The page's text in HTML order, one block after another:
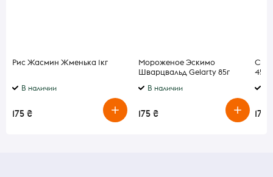
Рис Жасмин Жменька 1кг
В наличии
175 ₴
Мороженое Эскимо
Шварцвальд Gelarty 85г
В наличии
175 ₴
Сыр
45%
175